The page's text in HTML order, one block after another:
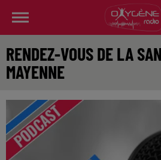
RENDEZ-VOUS DE LA
MAYENNE